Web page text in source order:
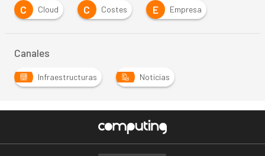
C
Cloud C Costes E Empresa
Canales
Infraestructuras Noticias